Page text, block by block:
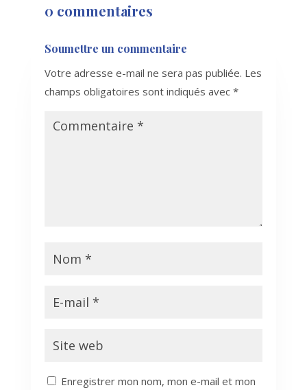
0 commentaires
Soumettre un commentaire
Votre adresse e-mail ne sera pas publiée. Les
champs obligatoires sont indiqués avec *
Enregistrer mon nom, mon e-mail et mon